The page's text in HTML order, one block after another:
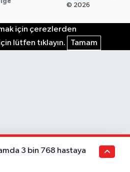
© 2026
için çerezlerden
lütfen tıklayın.
Tamam
3 bin 768 hastaya